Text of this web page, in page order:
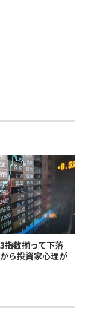
3指数揃って下落
ら投資家心理が